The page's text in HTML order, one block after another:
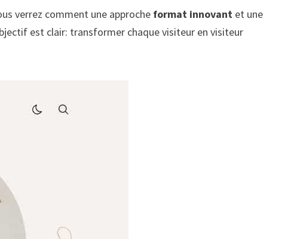
verrez comment une approche format innovant et une
est clair: transformer chaque visiteur en visiteur